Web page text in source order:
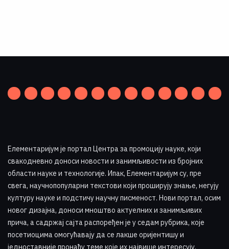
Елементаријум је портал Центра за промоцију науке, који
свакодневно доноси новости и занимљивости из бројних
области науке и технологије. Ипак, Елементаријум су, пре
свега, научнопопуларни текстови који проширују знање, негују
културу науке и подстичу научну писменост. Нови портал, осим
новог дизајна, доноси мноштво актуелних и занимљивих
прича, а садржај сајта распоређен је у седам рубрика, које
посетиоцима омогућавају да се лакше оријентишу и
једноставније пронађу теме које их највише интересују.